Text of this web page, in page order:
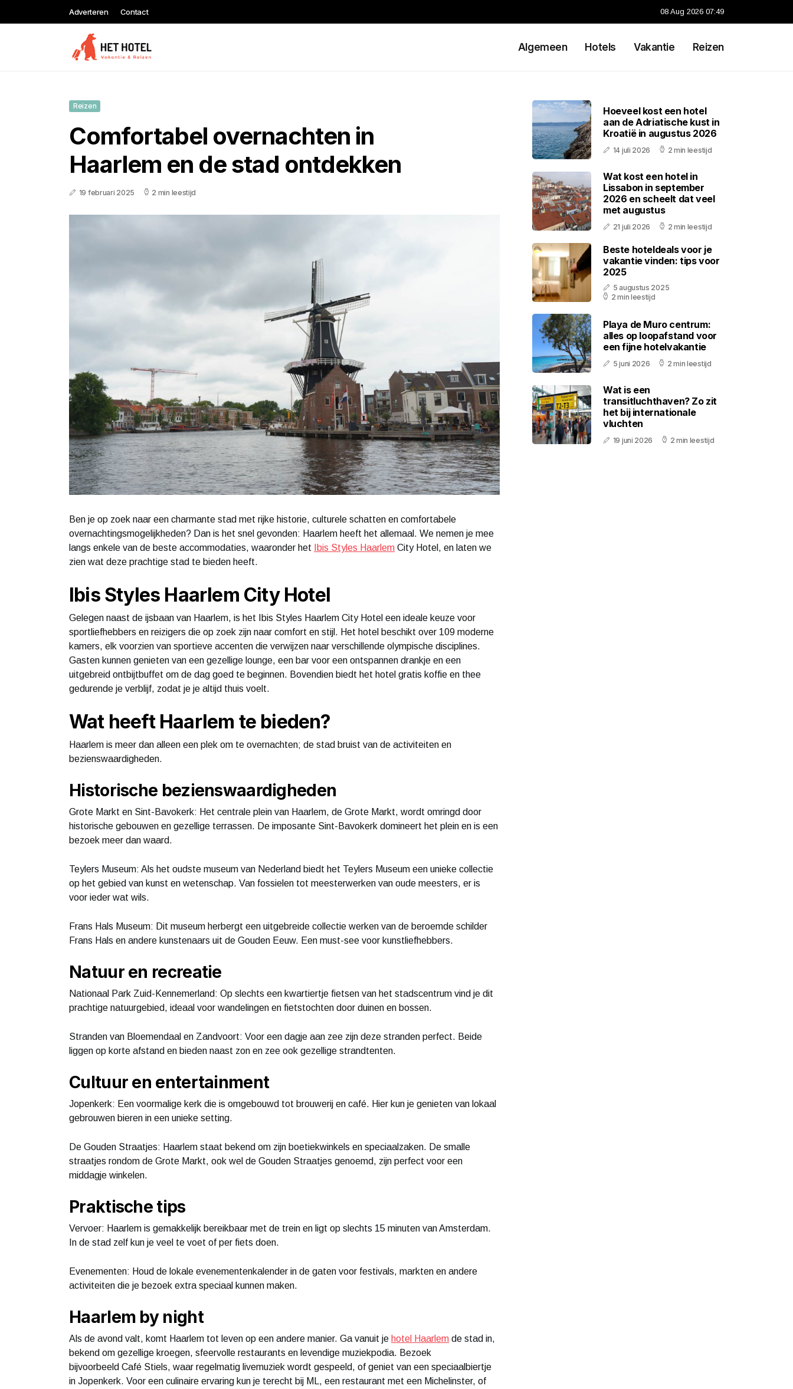
Adverteren Contact 08 Aug 2026 07:49
Algemeen Hotels Vakantie Reizen
Reizen
Comfortabel overnachten in
Haarlem en de stad ontdekken
19 februari 2025 2 min leestijd
Ben je op zoek naar een charmante stad met rijke historie, culturele schatten en comfortabele
overnachtingsmogelijkheden? Dan is het snel gevonden: Haarlem heeft het allemaal. We nemen je mee
langs enkele van de beste accommodaties, waaronder het
Ibis Styles Haarlem City Hotel, en laten we
zien wat deze prachtige stad te bieden heeft.
Ibis Styles Haarlem City Hotel
Gelegen naast de ijsbaan van Haarlem, is het Ibis Styles Haarlem City Hotel een ideale keuze voor
sportliefhebbers en reizigers die op zoek zijn naar comfort en stijl. Het hotel beschikt over 109 moderne
kamers, elk voorzien van sportieve accenten die verwijzen naar verschillende olympische disciplines.
Gasten kunnen genieten van een gezellige lounge, een bar voor een ontspannen drankje en een
uitgebreid ontbijtbuffet om de dag goed te beginnen. Bovendien biedt het hotel gratis koffie en thee
gedurende je verblijf, zodat je je altijd thuis voelt.
Wat heeft Haarlem te bieden?
Haarlem is meer dan alleen een plek om te overnachten; de stad bruist van de activiteiten en
bezienswaardigheden.
Historische bezienswaardigheden
Grote Markt en Sint-Bavokerk: Het centrale plein van Haarlem, de Grote Markt, wordt omringd door
historische gebouwen en gezellige terrassen. De imposante Sint-Bavokerk domineert het plein en is een
bezoek meer dan waard.
Teylers Museum: Als het oudste museum van Nederland biedt het Teylers Museum een unieke collectie
op het gebied van kunst en wetenschap. Van fossielen tot meesterwerken van oude meesters, er is
voor ieder wat wils.
Frans Hals Museum: Dit museum herbergt een uitgebreide collectie werken van de beroemde schilder
Frans Hals en andere kunstenaars uit de Gouden Eeuw. Een must-see voor kunstliefhebbers.
Natuur en recreatie
Nationaal Park Zuid-Kennemerland: Op slechts een kwartiertje fietsen van het stadscentrum vind je dit
prachtige natuurgebied, ideaal voor wandelingen en fietstochten door duinen en bossen.
Stranden van Bloemendaal en Zandvoort: Voor een dagje aan zee zijn deze stranden perfect. Beide
liggen op korte afstand en bieden naast zon en zee ook gezellige strandtenten.
Cultuur en entertainment
Jopenkerk: Een voormalige kerk die is omgebouwd tot brouwerij en café. Hier kun je genieten van lokaal
gebrouwen bieren in een unieke setting.
De Gouden Straatjes: Haarlem staat bekend om zijn boetiekwinkels en speciaalzaken. De smalle
straatjes rondom de Grote Markt, ook wel de Gouden Straatjes genoemd, zijn perfect voor een
middagje winkelen.
Praktische tips
Vervoer: Haarlem is gemakkelijk bereikbaar met de trein en ligt op slechts 15 minuten van Amsterdam.
In de stad zelf kun je veel te voet of per fiets doen.
Evenementen: Houd de lokale evenementenkalender in de gaten voor festivals, markten en andere
activiteiten die je bezoek extra speciaal kunnen maken.
Haarlem by night
Als de avond valt, komt Haarlem tot leven op een andere manier. Ga vanuit je hotel Haarlem de stad in,
bekend om gezellige kroegen, sfeervolle restaurants en levendige muziekpodia. Bezoek
bijvoorbeeld Café Stiels, waar regelmatig livemuziek wordt gespeeld, of geniet van een speciaalbiertje
in Jopenkerk. Voor een culinaire ervaring kun je terecht bij ML, een restaurant met een Michelinster, of
Hoeveel kost een hotel
aan de Adriatische kust in
Kroatië in augustus 2026
14 juli 2026 2 min leestijd
Wat kost een hotel in
Lissabon in september
2026 en scheelt dat veel
met augustus
21 juli 2026 2 min leestijd
Beste hoteldeals voor je
vakantie vinden: tips voor
2025
5 augustus 2025
2 min leestijd
Playa de Muro centrum:
alles op loopafstand voor
een fijne hotelvakantie
5 juni 2026 2 min leestijd
Wat is een
transitluchthaven? Zo zit
het bij internationale
vluchten
19 juni 2026 2 min leestijd